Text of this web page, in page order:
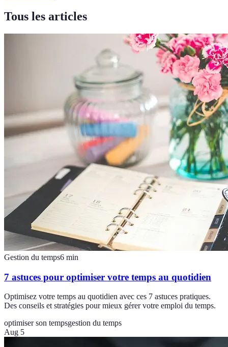
Tous les articles
Gestion du temps6 min
7 astuces pour optimiser votre temps au quotidien
Optimisez votre temps au quotidien avec ces 7 astuces pratiques.
Des conseils et stratégies pour mieux gérer votre emploi du temps.
optimiser son tempsgestion du temps
Aug 5